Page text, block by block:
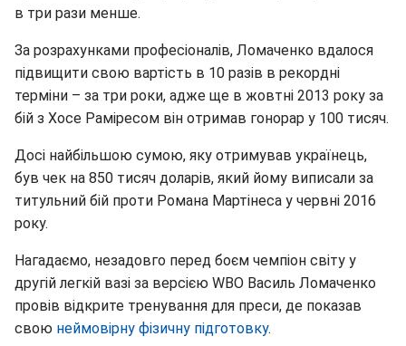
в три рази менше.
За розрахунками професіоналів, Ломаченко вдалося
підвищити свою вартість в 10 разів в рекордні
терміни – за три роки, адже ще в жовтні 2013 року за
бій з Хосе Раміресом він отримав гонорар у 100 тисяч.
Досі найбільшою сумою, яку отримував українець,
був чек на 850 тисяч доларів, який йому виписали за
титульний бій проти Романа Мартінеса у червні 2016
року.
Нагадаємо, незадовго перед боєм чемпіон світу у
другій легкій вазі за версією WBO Василь Ломаченко
провів відкрите тренування для преси, де показав
свою неймовірну фізичну підготовку.